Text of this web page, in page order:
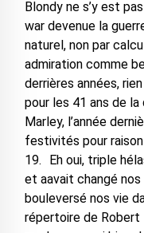
Blondy ne s’y est
war devenue la
naturel, non par
admiration comme
derrières années,
pour les 41 ans de
Marley, l’année
festivités pour
19. Eh oui, triple
et aavait changé
bouleversé nos vie
répertoire de